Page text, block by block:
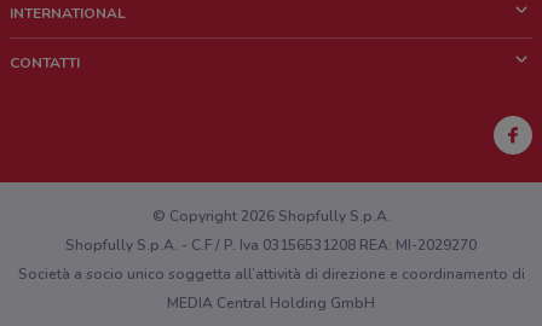
Lavora con noi
Richieste commerciali e marketing
INTERNATIONAL
CONTATTI
Hai un malfunzionamento sul web o sull'app?
© Copyright 2026 Shopfully S.p.A.
Shopfully S.p.A. - C.F / P. Iva 03156531208 REA: MI-2029270
Società a socio unico soggetta all’attività di direzione e coordinamento di
MEDIA Central Holding GmbH